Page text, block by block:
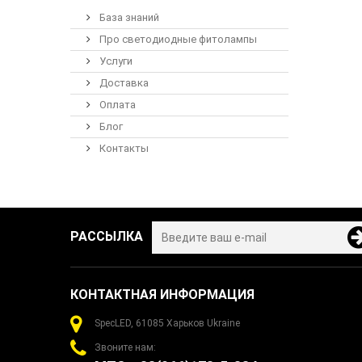
База знаний
Про светодиодные фитолампы
Услуги
Доставка
Оплата
Блог
Контакты
РАССЫЛКА
КОНТАКТНАЯ ИНФОРМАЦИЯ
SpecLED, 61085 Харьков Ukraine
Звоните нам: